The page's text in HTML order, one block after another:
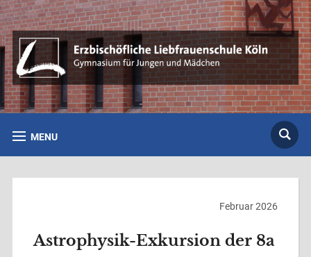
MENU
Februar 2026
Astrophysik-Exkursion der 8a